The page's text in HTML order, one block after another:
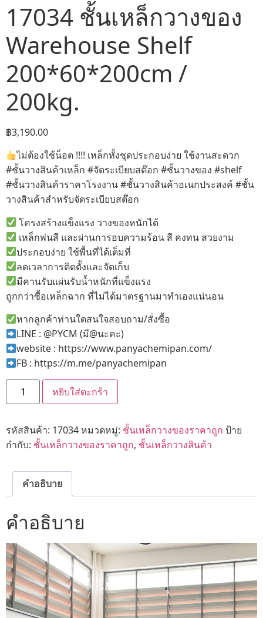
17034 ชั้นเหล็กวางของ
Warehouse Shelf
200*60*200cm /
200kg.
฿3,190.00
ไม่ต้องใช้น็อต !!!! เหล็กทั้งชุดประกอบง่าย ใช้งานสะดวก
#ชั้นวางสินค้าเหล็ก #จัดระเบียบสต๊อก #ชั้นวางของ #shelf
#ชั้นวางสินค้าราคาโรงงาน #ชั้นวางสินค้าอเนกประสงค์ #ชั้น
วางสินค้าสำหรับจัดระเบียบสต๊อก
โครงสร้างแข็งแรง วางของหนักได้
เหล็กพ่นสี และผ่านการอบความร้อน สี คงทน สวยงาม
ประกอบง่าย ใช้พื้นที่ได้เต็มที่
ลดเวลาการติดตั้งและจัดเก็บ
มีคานรับแผ่นรับน้ำหนักที่แข็งแรง
ถูกกว่าซื้อเหล็กฉาก ที่ไม่ได้มาตรฐานมาทำเองแน่นอน
หากลูกค้าท่านใดสนใจสอบถาม/สั่งซื้อ
LINE : @PYCM (มี@นะคะ)
website : https://www.panyachemipan.com/
FB : https://m.me/panyachemipan
หยิบใส่ตะกร้า
รหัสสินค้า: 17034หมวดหมู่: ชั้นเหล็กวางของราคาถูก ป้าย
กำกับ: ชั้นเหล็กวางของราคาถูก, ชั้นเหล็กวางสินค้า
คำอธิบาย
คำอธิบาย